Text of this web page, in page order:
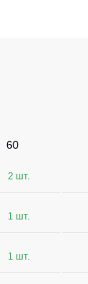
60
2 шт.
1 шт.
1 шт.